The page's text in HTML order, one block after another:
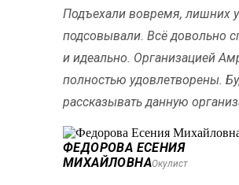
Подъехали вовремя, лишних
подсовывали. Всё довольно
и идеально. Организацией
полностью удовлетворены.
рассказывать данную
ФЕДОРОВА ЕСЕНИЯ
МИХАЙЛОВНАОкулист